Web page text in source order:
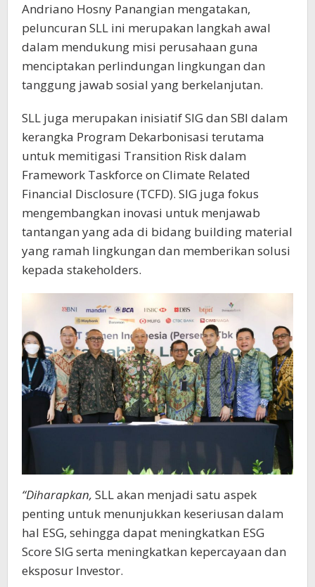
Andriano Hosny Panangian mengatakan,
peluncuran SLL ini merupakan langkah awal
dalam mendukung misi perusahaan guna
menciptakan perlindungan lingkungan dan
tanggung jawab sosial yang berkelanjutan.
SLL juga merupakan inisiatif SIG dan SBI dalam
kerangka Program Dekarbonisasi terutama
untuk memitigasi Transition Risk dalam
Framework Taskforce on Climate Related
Financial Disclosure (TCFD). SIG juga fokus
mengembangkan inovasi untuk menjawab
tantangan yang ada di bidang building material
yang ramah lingkungan dan memberikan solusi
kepada stakeholders.
“Diharapkan, SLL akan menjadi satu aspek
penting untuk menunjukkan keseriusan dalam
hal ESG, sehingga dapat meningkatkan ESG
Score SIG serta meningkatkan kepercayaan dan
eksposur Investor.